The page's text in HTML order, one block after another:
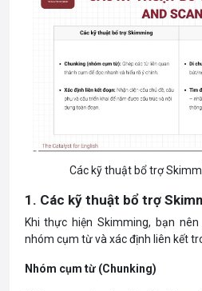
Các kỹ thuật bổ trợ
1. Các kỹ thuật bổ trợ
Khi thực hiện Skimming, bạn
nhóm cụm từ và xác định liên kết
Nhóm cụm từ (Chunking)